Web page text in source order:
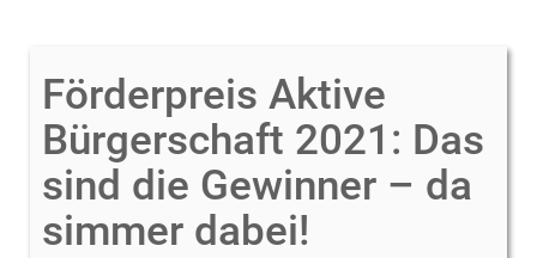
Förderpreis Aktive
Bürgerschaft 2021: Das
sind die Gewinner – da
simmer dabei!